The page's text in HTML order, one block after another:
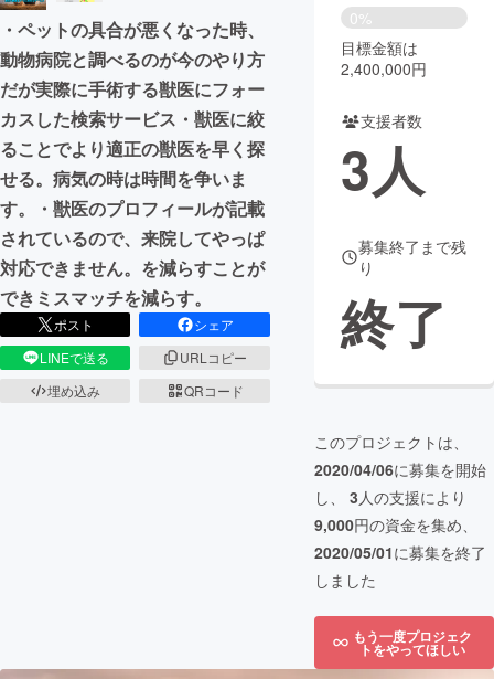
まちづくり・地域活性化
CAMPFIRE for Social Good
CAMPFIRE Creation
CAMPFIREふるさと納税machi-ya コミュニティ
・ペットの具合が悪くなった時、
動物病院と調べるのが今のやり方
だが実際に手術する獣医にフォー
カスした検索サービス・獣医に絞
ることでより適正の獣医を早く探
せる。病気の時は時間を争いま
す。・獣医のプロフィールが記載
されているので、来院してやっぱ
対応できません。を減らすことが
できミスマッチを減らす。
ポスト
シェア
LINEで送る
URLコピー
埋め込み
QRコード
0%
目標金額は
2,400,000円
支援者数
3人
募集終了まで残
り
終了
このプロジェクトは、
2020/04/06に募集を開始
し、 3人の支援により
9,000円の資金を集め、
2020/05/01に募集を終了
しました
もう一度プロジェク
トをやってほしい